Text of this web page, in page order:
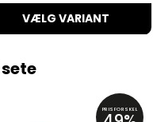
VÆLG VARIANT
PRISFORSKEL